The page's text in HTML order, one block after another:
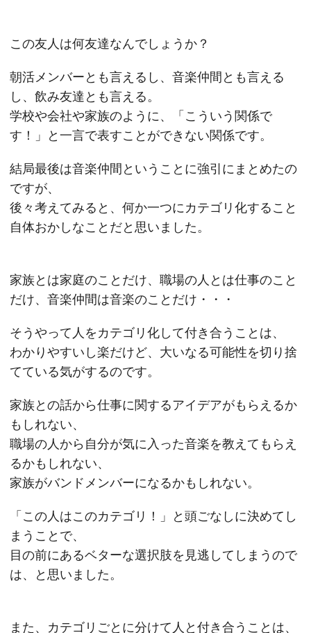
この友人は何友達なんでしょうか？
朝活メンバーとも言えるし、音楽仲間とも言える
し、飲み友達とも言える。
学校や会社や家族のように、「こういう関係で
す！」と一言で表すことができない関係です。
結局最後は音楽仲間ということに強引にまとめたの
ですが、
後々考えてみると、何か一つにカテゴリ化すること
自体おかしなことだと思いました。
家族とは家庭のことだけ、職場の人とは仕事のこと
だけ、音楽仲間は音楽のことだけ・・・
そうやって人をカテゴリ化して付き合うことは、
わかりやすいし楽だけど、大いなる可能性を切り捨
てている気がするのです。
家族との話から仕事に関するアイデアがもらえるか
もしれない、
職場の人から自分が気に入った音楽を教えてもらえ
るかもしれない、
家族がバンドメンバーになるかもしれない。
「この人はこのカテゴリ！」と頭ごなしに決めてし
まうことで、
目の前にあるベターな選択肢を見逃してしまうので
は、と思いました。
また、カテゴリごとに分けて人と付き合うことは、